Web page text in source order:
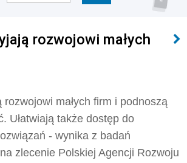
rozwojowi małych
rozwojowi małych firm i podnoszą
Ułatwiają także dostęp do
- wynika z badań
zlecenie Polskiej Agencji Rozwoju